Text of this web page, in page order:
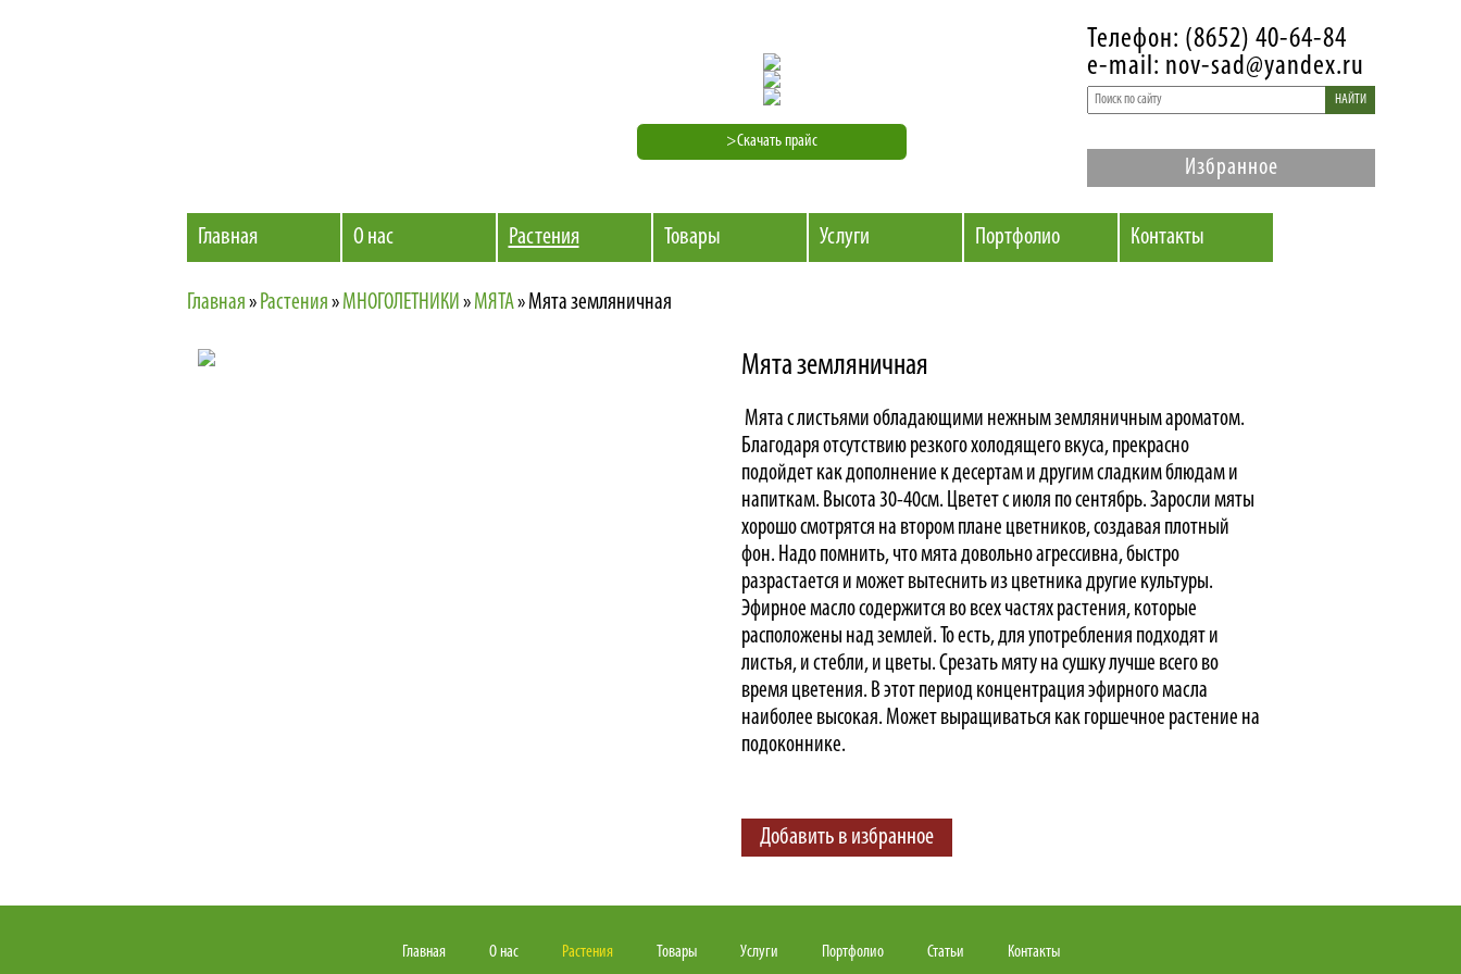
>Скачать прайс
Телефон: (8652) 40-64-84
e-mail: nov-sad@yandex.ru
НАЙТИ
Избранное
Главная О нас Растения Товары Услуги Портфолио Контакты
Главная» Растения»МНОГОЛЕТНИКИ »МЯТА»Мята земляничная
Мята земляничная
Мята с листьями обладающими нежным земляничным ароматом.
Благодаря отсутствию резкого холодящего вкуса, прекрасно
подойдет как дополнение к десертам и другим сладким блюдам и
напиткам. Высота 30-40см. Цветет с июля по сентябрь. Заросли мяты
хорошо смотрятся на втором плане цветников, создавая плотный
фон. Надо помнить, что мята довольно агрессивна, быстро
разрастается и может вытеснить из цветника другие культуры.
Эфирное масло содержится во всех частях растения, которые
расположены над землей. То есть, для употребления подходят и
листья, и стебли, и цветы. Срезать мяту на сушку лучше всего во
время цветения. В этот период концентрация эфирного масла
наиболее высокая. Может выращиваться как горшечное растение на
подоконнике.
Добавить в избранное
Главная О нас Растения Товары Услуги Портфолио Статьи Контакты